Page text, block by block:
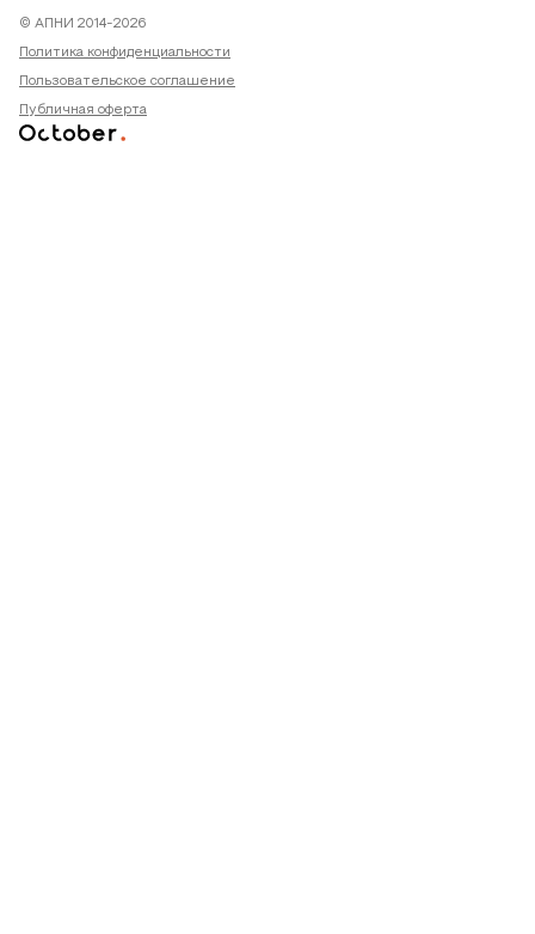
© АПНИ 2014-2026
Политика конфиденциальности
Пользовательское соглашение
Публичная оферта